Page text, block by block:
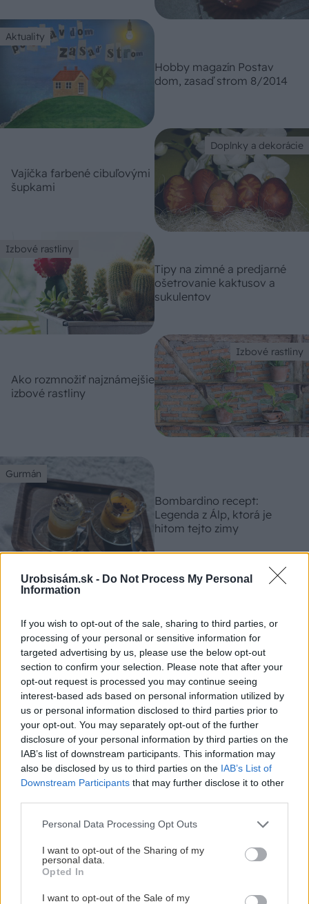
Urobsisám.sk - Do Not Process My Personal
Information
If you wish to opt-out of the sale, sharing to third parties, or
processing of your personal or sensitive information for
targeted advertising by us, please use the below opt-out
section to confirm your selection. Please note that after your
opt-out request is processed you may continue seeing
interest-based ads based on personal information utilized by
us or personal information disclosed to third parties prior to
your opt-out. You may separately opt-out of the further
disclosure of your personal information by third parties on the
IAB’s list of downstream participants. This information may
also be disclosed by us to third parties on the IAB’s List of
Downstream Participants that may further disclose it to other
Please note that this website/app uses one or more Google
not limited to your visit or usage behaviour. You may click to
grant or deny consent to Google and its third-party tags to
use your data for below specified purposes in below Google
consent section.
Personal Data Processing Opt Outs
I want to opt-out of the Sharing of my
personal data.
Opted In
I want to opt-out of the Sale of my
Aktuality
Hobby magazín Postav
dom, zasaď strom 8/2014
Doplnky a dekorácie
Vajíčka farbené cibuľovými
šupkami
Izbové rastliny
Tipy na zimné a predjarné
ošetrovanie kaktusov a
sukulentov
Izbové rastliny
Ako rozmnožiť najznámejšie
izbové rastliny
Gurmán
Bombardino recept:
Legenda z Álp, ktorá je
hitom tejto zimy
KVÍZ Čo viete o histórii
tehly?
Môj dom
3 jednoduché recepty so
špargľou, ktoré by ste mali
túto jar vyskúšať
trávu? Vedci tvrdia, že je to
mysleli